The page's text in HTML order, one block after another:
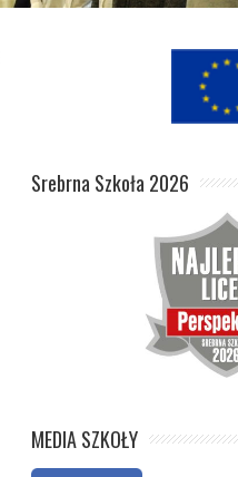
Srebrna Szkoła 2026
MEDIA SZKOŁY